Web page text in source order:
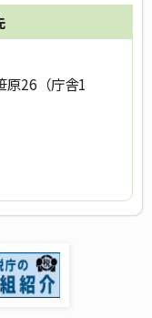
原26（庁舎1